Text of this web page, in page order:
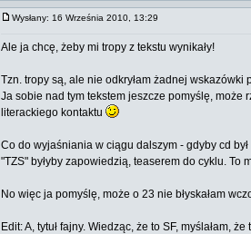
Wysłany: 16 Września 2010, 13:29
Ale ja chcę, żeby mi tropy z tekstu wynikały!
Tzn. tropy są, ale nie odkryłam żadnej
Ja sobie nad tym tekstem jeszcze pomyślę, może
literackiego kontaktu
Co do wyjaśniania w ciągu dalszym - gdyby cd
"TZS" byłyby zapowiedzią, teaserem do cyklu. To
No więc ja pomyślę, może o 23 nie błyskałam
Edit: A, tytuł fajny. Wiedząc, że to SF, myślałam,